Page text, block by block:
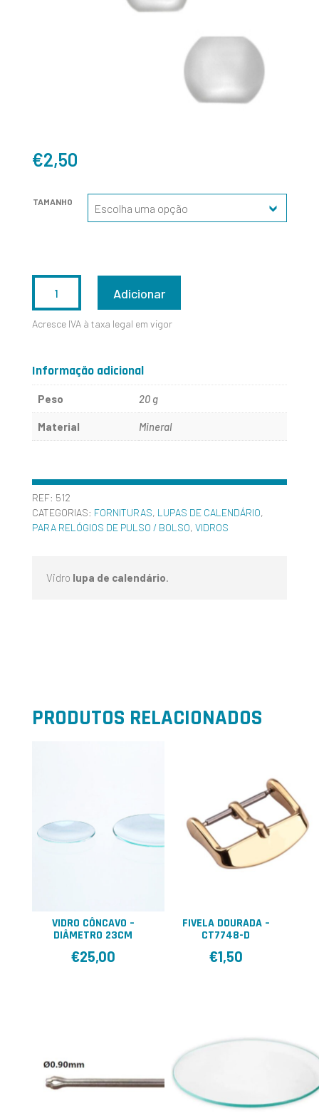
€2,50
TAMANHO
DE
Adicionar
Acresce IVA à taxa legal em vigor
Informação adicional
Peso 20 g
Material Mineral
REF: 512
CATEGORIAS: FORNITURAS, LUPAS DE CALENDÁRIO,
PARA RELÓGIOS DE PULSO / BOLSO, VIDROS
Vidro lupa de calendário.
PRODUTOS RELACIONADOS
VIDRO CÔNCAVO –
DIÂMETRO 23CM
€25,00
FIVELA DOURADA –
CT7748-D
€1,50